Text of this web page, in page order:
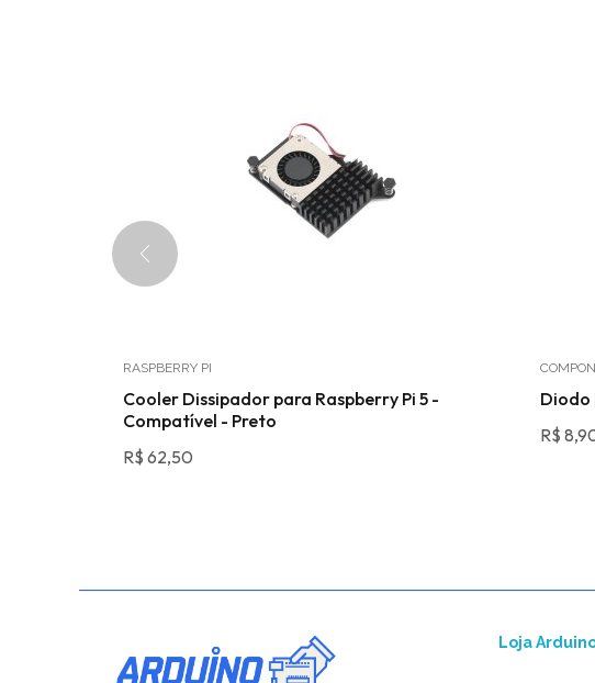
RASPBERRY PI
Cooler Dissipador para Raspberry Pi 5 -
Compatível - Preto
R$ 62,50
Diodo
R$
Loja